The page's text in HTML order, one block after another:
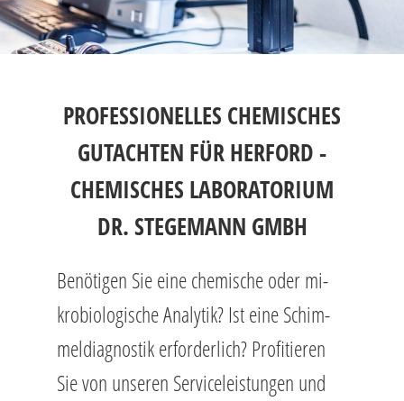
PROFESSIONELLES CHEMISCHES
GUTACHTEN FÜR HERFORD -
CHEMISCHES LABORATORIUM
DR. STEGEMANN GMBH
Be­nö­ti­gen Sie eine che­mi­sche oder mi­
kro­bio­lo­gi­sche Ana­ly­tik? Ist eine Schim­
mel­dia­gnos­tik er­for­der­lich? Pro­fi­tie­ren
Sie von un­se­ren Ser­vice­leis­tun­gen und